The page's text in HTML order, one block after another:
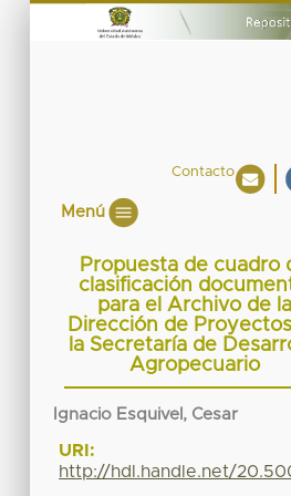
Contacto
Menú
Propuesta de cuadro
clasificación
para el Archivo de la
Dirección de
la Secretaría de
Agropecuario
Ignacio Esquivel, Cesar
URI:
http://hdl.handle.net/